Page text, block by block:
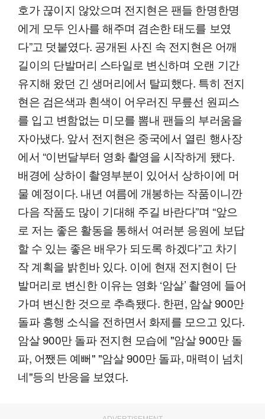
호가 끊이지 않았으며 전지현은 팬들 한명한명
에게 모두 인사를 해주며 겸손한 태도를 보였
다”고 덧붙였다. 공개된 사진 속 전지현은 어깨
길이의 단발머리 스타일로 변신하며 오랜 기간
유지해 왔던 긴 생머리에서 탈피했다. 특히 전지
현은 검은색과 흰색이 어우러진 무릎선 원피스
를 입고 변함없는 미모를 뽐내 팬들의 부러움을
자아냈다. 앞서 전지현은 중국에서 열린 행사장
에서 “이번달부터 영화 촬영을 시작하게 됐다.
배경에 상하이 촬영부분이 있어서 상하이에 머
물 예정이다. 내년 여름에 개봉하는 작품이니깐
다음 작품도 많이 기대해 주길 바란다”며 “앞으
로 저는 좋은 활동을 통해서 여러분 응원에 보답
할 수 있는 좋은 배우가 되도록 하겠다”고 차기
작 계획을 밝힌바 있다. 이에 현재 전지현이 단
발머리로 변신한 이유는 영화 ‘암살’ 촬영에 들어
가며 변신한 것으로 추측됐다. 한편, 암살 900만
돌파 흥행 소식을 전하면서 화제를 모으고 있다.
암살 900만 돌파 전지현 모습에 "암살 900만 돌
파, 어쨌든 예뻐" "암살 900만 돌파, 매력이 넘치
네"등의 반응을 보였다.